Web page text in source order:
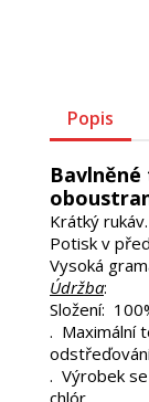
Popis
Krátký
Potisk v
Vysoká
Údržba:
Složení:
. Maximální
. Výrobek
chlór